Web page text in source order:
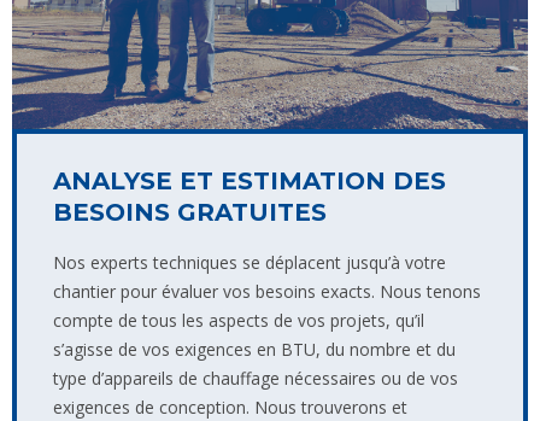
ANALYSE ET ESTIMATION DES
BESOINS GRATUITES
Nos experts techniques se déplacent jusqu’à votre
chantier pour évaluer vos besoins exacts. Nous tenons
compte de tous les aspects de vos projets, qu’il
s’agisse de vos exigences en BTU, du nombre et du
type d’appareils de chauffage nécessaires ou de vos
exigences de conception. Nous trouverons et